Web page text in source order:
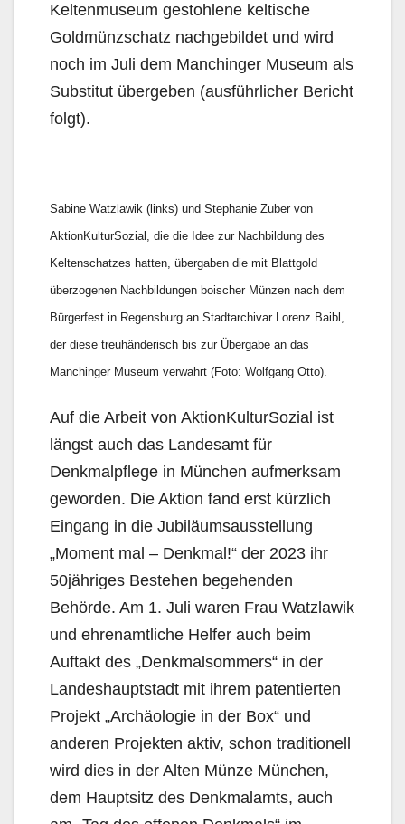
Keltenmuseum gestohlene keltische
Goldmünzschatz nachgebildet und wird
noch im Juli dem Manchinger Museum als
Substitut übergeben (ausführlicher Bericht
folgt).
Sabine Watzlawik (links) und Stephanie Zuber von
AktionKulturSozial, die die Idee zur Nachbildung des
Keltenschatzes hatten, übergaben die mit Blattgold
überzogenen Nachbildungen boischer Münzen nach dem
Bürgerfest in Regensburg an Stadtarchivar Lorenz Baibl,
der diese treuhänderisch bis zur Übergabe an das
Manchinger Museum verwahrt (Foto: Wolfgang Otto).
Auf die Arbeit von AktionKulturSozial ist
längst auch das Landesamt für
Denkmalpflege in München aufmerksam
geworden. Die Aktion fand erst kürzlich
Eingang in die Jubiläumsausstellung
„Moment mal – Denkmal!“ der 2023 ihr
50jähriges Bestehen begehenden
Behörde. Am 1. Juli waren Frau Watzlawik
und ehrenamtliche Helfer auch beim
Auftakt des „Denkmalsommers“ in der
Landeshauptstadt mit ihrem patentierten
Projekt „Archäologie in der Box“ und
anderen Projekten aktiv, schon traditionell
wird dies in der Alten Münze München,
dem Hauptsitz des Denkmalamts, auch